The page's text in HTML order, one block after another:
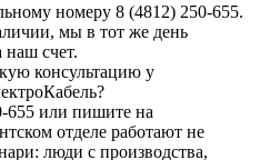
номеру 8 (4812) 250-655.
мы в тот же день
наш счет.
консультацию у
655 или пишите на
отделе работают не
люди с производства,